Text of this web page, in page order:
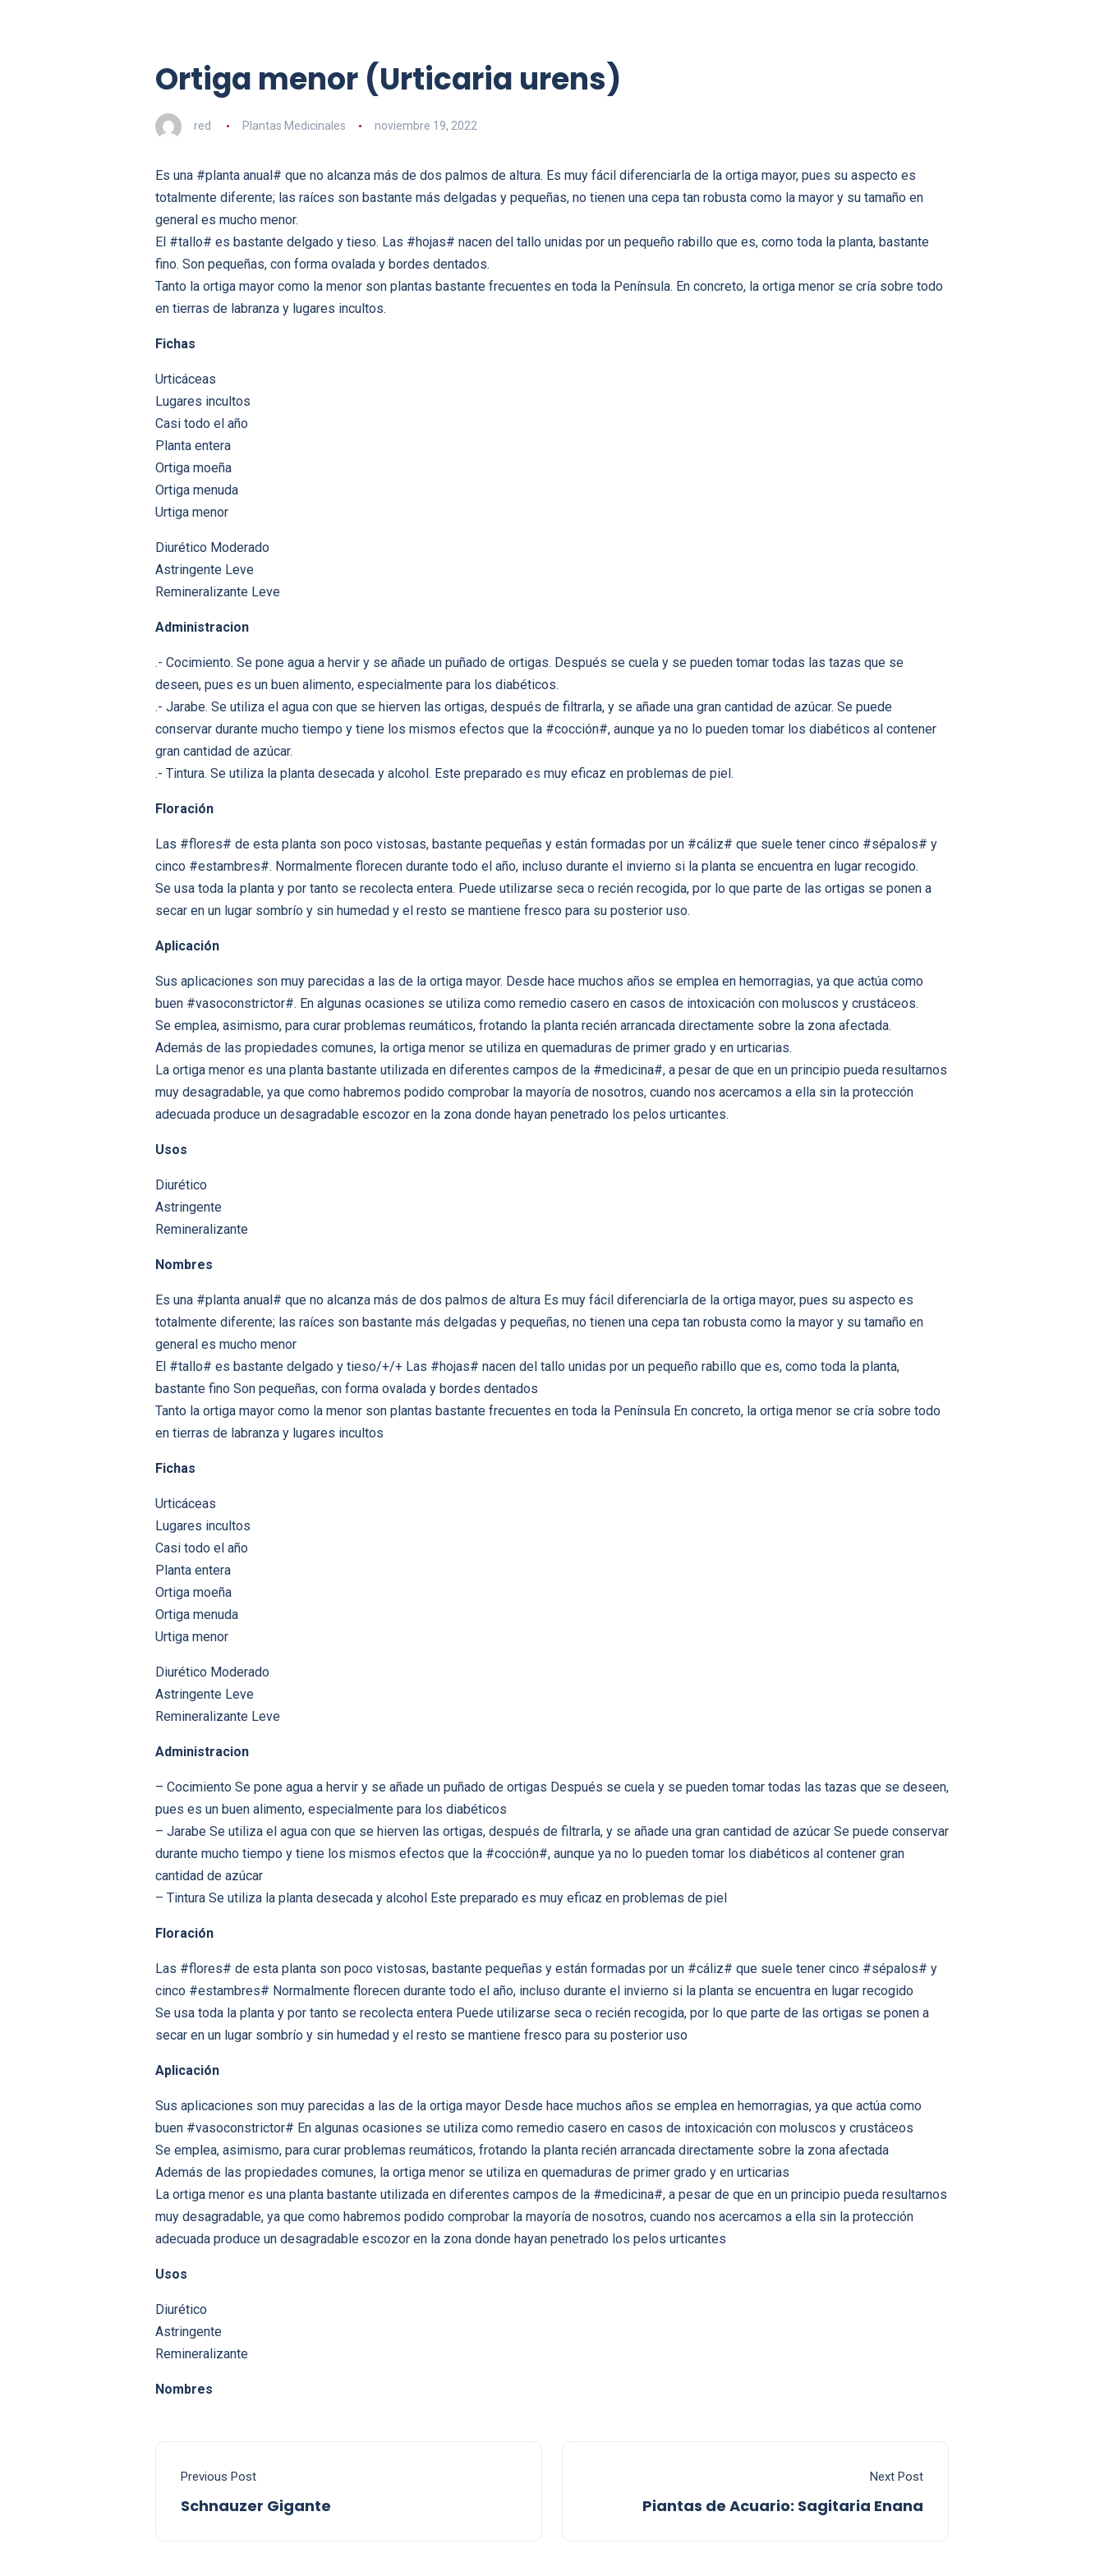
Ortiga menor (Urticaria urens)
red Plantas Medicinales noviembre 19, 2022
Es una #planta anual# que no alcanza más de dos palmos de altura. Es muy fácil diferenciarla de la ortiga mayor, pues su aspecto es
totalmente diferente; las raíces son bastante más delgadas y pequeñas, no tienen una cepa tan robusta como la mayor y su tamaño en
general es mucho menor.
El #tallo# es bastante delgado y tieso. Las #hojas# nacen del tallo unidas por un pequeño rabillo que es, como toda la planta, bastante
fino. Son pequeñas, con forma ovalada y bordes dentados.
Tanto la ortiga mayor como la menor son plantas bastante frecuentes en toda la Península. En concreto, la ortiga menor se cría sobre todo
en tierras de labranza y lugares incultos.
Fichas
Urticáceas
Lugares incultos
Casi todo el año
Planta entera
Ortiga moeña
Ortiga menuda
Urtiga menor
Diurético Moderado
Astringente Leve
Remineralizante Leve
Administracion
.- Cocimiento. Se pone agua a hervir y se añade un puñado de ortigas. Después se cuela y se pueden tomar todas las tazas que se
deseen, pues es un buen alimento, especialmente para los diabéticos.
.- Jarabe. Se utiliza el agua con que se hierven las ortigas, después de filtrarla, y se añade una gran cantidad de azúcar. Se puede
conservar durante mucho tiempo y tiene los mismos efectos que la #cocción#, aunque ya no lo pueden tomar los diabéticos al contener
gran cantidad de azúcar.
.- Tintura. Se utiliza la planta desecada y alcohol. Este preparado es muy eficaz en problemas de piel.
Floración
Las #flores# de esta planta son poco vistosas, bastante pequeñas y están formadas por un #cáliz# que suele tener cinco #sépalos# y
cinco #estambres#. Normalmente florecen durante todo el año, incluso durante el invierno si la planta se encuentra en lugar recogido.
Se usa toda la planta y por tanto se recolecta entera. Puede utilizarse seca o recién recogida, por lo que parte de las ortigas se ponen a
secar en un lugar sombrío y sin humedad y el resto se mantiene fresco para su posterior uso.
Aplicación
Sus aplicaciones son muy parecidas a las de la ortiga mayor. Desde hace muchos años se emplea en hemorragias, ya que actúa como
buen #vasoconstrictor#. En algunas ocasiones se utiliza como remedio casero en casos de intoxicación con moluscos y crustáceos.
Se emplea, asimismo, para curar problemas reumáticos, frotando la planta recién arrancada directamente sobre la zona afectada.
Además de las propiedades comunes, la ortiga menor se utiliza en quemaduras de primer grado y en urticarias.
La ortiga menor es una planta bastante utilizada en diferentes campos de la #medicina#, a pesar de que en un principio pueda resultarnos
muy desagradable, ya que como habremos podido comprobar la mayoría de nosotros, cuando nos acercamos a ella sin la protección
adecuada produce un desagradable escozor en la zona donde hayan penetrado los pelos urticantes.
Usos
Diurético
Astringente
Remineralizante
Nombres
Es una #planta anual# que no alcanza más de dos palmos de altura Es muy fácil diferenciarla de la ortiga mayor, pues su aspecto es
totalmente diferente; las raíces son bastante más delgadas y pequeñas, no tienen una cepa tan robusta como la mayor y su tamaño en
general es mucho menor
El #tallo# es bastante delgado y tieso/+/+ Las #hojas# nacen del tallo unidas por un pequeño rabillo que es, como toda la planta,
bastante fino Son pequeñas, con forma ovalada y bordes dentados
Tanto la ortiga mayor como la menor son plantas bastante frecuentes en toda la Península En concreto, la ortiga menor se cría sobre todo
en tierras de labranza y lugares incultos
Fichas
Urticáceas
Lugares incultos
Casi todo el año
Planta entera
Ortiga moeña
Ortiga menuda
Urtiga menor
Diurético Moderado
Astringente Leve
Remineralizante Leve
Administracion
– Cocimiento Se pone agua a hervir y se añade un puñado de ortigas Después se cuela y se pueden tomar todas las tazas que se deseen,
pues es un buen alimento, especialmente para los diabéticos
– Jarabe Se utiliza el agua con que se hierven las ortigas, después de filtrarla, y se añade una gran cantidad de azúcar Se puede conservar
durante mucho tiempo y tiene los mismos efectos que la #cocción#, aunque ya no lo pueden tomar los diabéticos al contener gran
cantidad de azúcar
– Tintura Se utiliza la planta desecada y alcohol Este preparado es muy eficaz en problemas de piel
Floración
Las #flores# de esta planta son poco vistosas, bastante pequeñas y están formadas por un #cáliz# que suele tener cinco #sépalos# y
cinco #estambres# Normalmente florecen durante todo el año, incluso durante el invierno si la planta se encuentra en lugar recogido
Se usa toda la planta y por tanto se recolecta entera Puede utilizarse seca o recién recogida, por lo que parte de las ortigas se ponen a
secar en un lugar sombrío y sin humedad y el resto se mantiene fresco para su posterior uso
Aplicación
Sus aplicaciones son muy parecidas a las de la ortiga mayor Desde hace muchos años se emplea en hemorragias, ya que actúa como
buen #vasoconstrictor# En algunas ocasiones se utiliza como remedio casero en casos de intoxicación con moluscos y crustáceos
Se emplea, asimismo, para curar problemas reumáticos, frotando la planta recién arrancada directamente sobre la zona afectada
Además de las propiedades comunes, la ortiga menor se utiliza en quemaduras de primer grado y en urticarias
La ortiga menor es una planta bastante utilizada en diferentes campos de la #medicina#, a pesar de que en un principio pueda resultarnos
muy desagradable, ya que como habremos podido comprobar la mayoría de nosotros, cuando nos acercamos a ella sin la protección
adecuada produce un desagradable escozor en la zona donde hayan penetrado los pelos urticantes
Usos
Diurético
Astringente
Remineralizante
Nombres
Previous Post
Schnauzer Gigante
Next Post
Piantas de Acuario: Sagitaria Enana